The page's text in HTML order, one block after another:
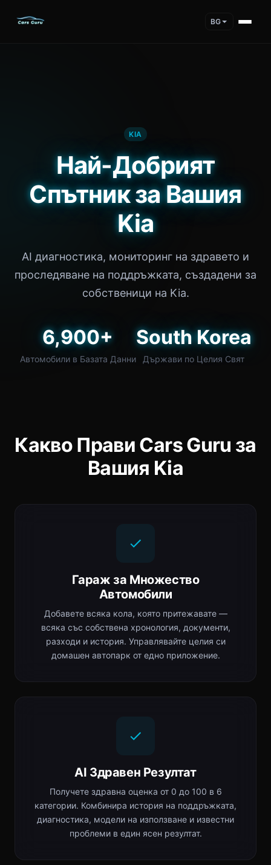
BG
KIA
Най-Добрият
Спътник за Вашия
Kia
AI диагностика, мониторинг на здравето и
проследяване на поддръжката, създадени за
собственици на Kia.
6,900+
Автомобили в Базата Данни
South Korea
Държави по Целия Свят
Какво Прави Cars Guru за
Вашия Kia
Гараж за Множество
Автомобили
Добавете всяка кола, която притежавате —
всяка със собствена хронология, документи,
разходи и история. Управлявайте целия си
домашен автопарк от едно приложение.
AI Здравен Резултат
Получете здравна оценка от 0 до 100 в 6
категории. Комбинира история на поддръжката,
диагностика, модели на използване и известни
проблеми в един ясен резултат.